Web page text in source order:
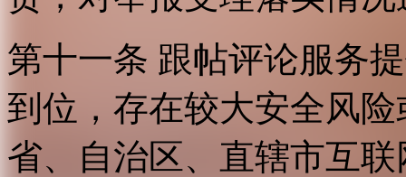
第十一条 跟帖评论服务
到位，存在较大安全风
省、自治区、直辖市互